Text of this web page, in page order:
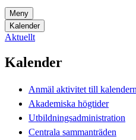
Meny
Kalender
Aktuellt
Kalender
Anmäl aktivitet till kalendern
Akademiska högtider
Utbildningsadministration
Centrala sammanträden